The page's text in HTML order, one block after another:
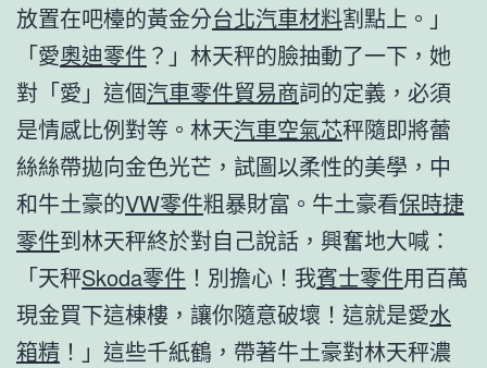
放置在吧檯的黃金分台北汽車材料割點上。」
「愛奧迪零件 ？」林天秤的臉抽動了一下，她
對「愛」這個汽車零件貿易商詞的定義，必須
是情感比例對等。林天汽車空氣芯秤隨即將蕾
絲絲帶拋向金色光芒，試圖以柔性的美學，中
和牛土豪的VW零件粗暴財富。牛土豪看保時捷
零件到林天秤終於對自己說話，興奮地大喊：
「天秤Skoda零件 ！別擔心！我賓士零件用百萬
現金買下這棟樓，讓你隨意破壞！這就是愛水
箱精 ！」這些千紙鶴，帶著牛土豪對林天秤濃